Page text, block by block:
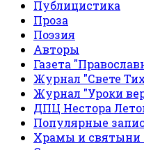
Публицистика
Проза
Поэзия
Авторы
Газета
Журнал "Свете
Журнал "Уроки
ДПЦ Нестора
Популярные
Храмы и святыни